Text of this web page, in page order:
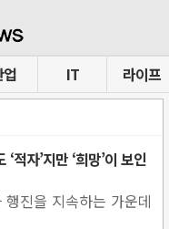
업 IT
라이프
적자’지만 ‘희망’이 보인
진을 지속하는 가운데